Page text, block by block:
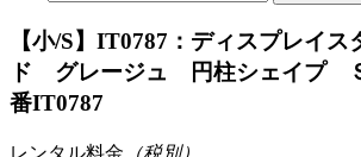
【小/S】IT0787：ディスプレイ
ド グレージュ 円柱シェイプ
番IT0787